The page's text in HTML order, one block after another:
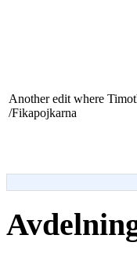
Another edit where
/Fikapojkarna